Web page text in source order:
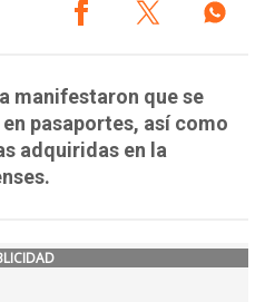
manifestaron que se
pasaportes, así como
adquiridas en la